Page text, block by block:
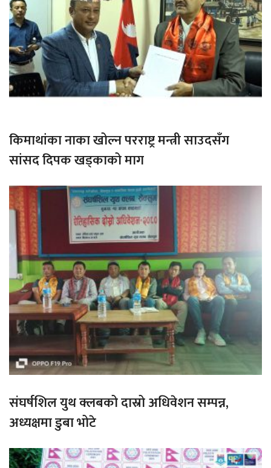
किमाथांका नाका खोल्न परराष्ट्र मन्त्री साउदसँग
सांसद दिपक खड्काको माग
संघर्षशिल युथ क्लबको दास्रो अधिवेशन सम्पन्न,
अध्यक्षमा डुबा भोटे